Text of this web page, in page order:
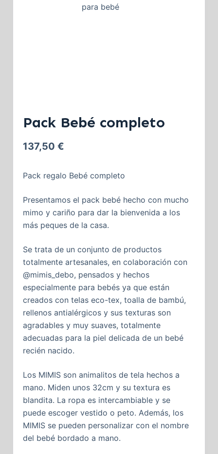
Pack Bebé completo
137,50 €
Pack regalo Bebé completo
Presentamos el pack bebé hecho con mucho
mimo y cariño para dar la bienvenida a los
más peques de la casa.
Se trata de un conjunto de productos
totalmente artesanales, en colaboración con
@mimis_debo, pensados y hechos
especialmente para bebés ya que están
creados con telas eco-tex, toalla de bambú,
rellenos antialérgicos y sus texturas son
agradables y muy suaves, totalmente
adecuadas para la piel delicada de un bebé
recién nacido.
Los MIMIS son animalitos de tela hechos a
mano. Miden unos 32cm y su textura es
blandita. La ropa es intercambiable y se
puede escoger vestido o peto. Además, los
MIMIS se pueden personalizar con el nombre
del bebé bordado a mano.